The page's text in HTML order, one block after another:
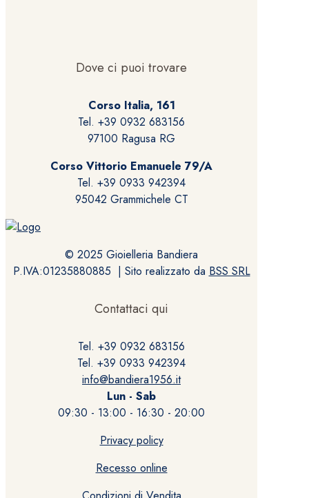
Dove ci puoi trovare
Corso Italia, 161
Tel. +39 0932 683156
97100 Ragusa RG
Corso Vittorio Emanuele 79/A
Tel. +39 0933 942394
95042 Grammichele CT
© 2025 Gioielleria Bandiera
P.IVA:01235880885 | Sito realizzato da BSS SRL
Contattaci qui
Tel. +39 0932 683156
Tel. +39 0933 942394
info@bandiera1956.it
Lun - Sab
09:30 - 13:00 - 16:30 - 20:00
Privacy policy
Recesso online